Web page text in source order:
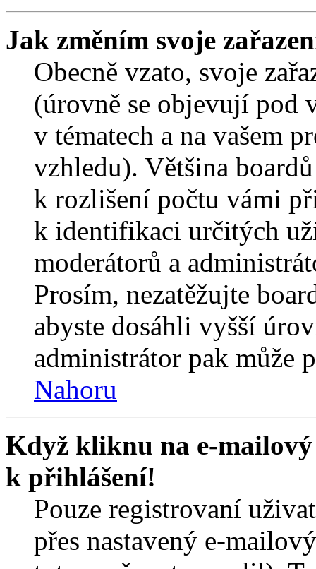
Jak změním svoje
Obecně vzato, svoje
(úrovně se objevují pod
v tématech a na vašem
vzhledu). Většina
k rozlišení počtu vámi
k identifikaci určitých
moderátorů a
Prosím, nezatěžujte
abyste dosáhli vyšší
administrátor pak může
Nahoru
Když kliknu na e-
k přihlášení!
Pouze registrovaní
přes nastavený e-